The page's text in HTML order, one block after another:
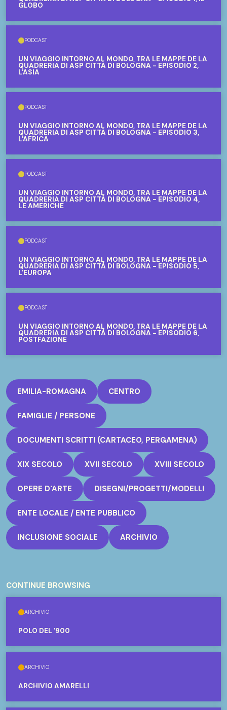
GLOBO
PODCAST
UN VIAGGIO INTORNO AL MONDO, TRA LE MAPPE DE LA
QUADRERIA DI ASP CITTÀ DI BOLOGNA - EPISODIO 2,
L'ASIA
PODCAST
UN VIAGGIO INTORNO AL MONDO, TRA LE MAPPE DE LA
QUADRERIA DI ASP CITTÀ DI BOLOGNA - EPISODIO 3,
L'AFRICA
PODCAST
UN VIAGGIO INTORNO AL MONDO, TRA LE MAPPE DE LA
QUADRERIA DI ASP CITTÀ DI BOLOGNA - EPISODIO 4,
LE AMERICHE
PODCAST
UN VIAGGIO INTORNO AL MONDO, TRA LE MAPPE DE LA
QUADRERIA DI ASP CITTÀ DI BOLOGNA - EPISODIO 5,
L'EUROPA
PODCAST
UN VIAGGIO INTORNO AL MONDO, TRA LE MAPPE DE LA
QUADRERIA DI ASP CITTÀ DI BOLOGNA - EPISODIO 6,
POSTFAZIONE
EMILIA-ROMAGNA CENTRO
FAMIGLIE / PERSONE
DOCUMENTI SCRITTI (CARTACEO, PERGAMENA)
XIX SECOLO XVII SECOLO XVIII SECOLO
OPERE D'ARTE DISEGNI/PROGETTI/MODELLI
ENTE LOCALE / ENTE PUBBLICO
INCLUSIONE SOCIALE ARCHIVIO
CONTINUE BROWSING
ARCHIVIO
POLO DEL '900
ARCHIVIO
ARCHIVIO AMARELLI